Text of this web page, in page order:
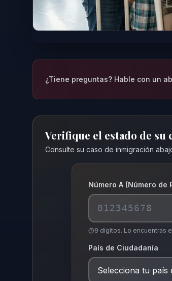
¿Tiene preguntas? Hable con un
Verifique el estado de su
Consulte su caso de inmigración
Número A (Número de
9 dígitos. Lo encuentras
País de Ciudadanía